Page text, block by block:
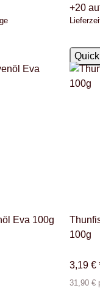
+20
Eva 100g
Auf
100g
3,19 €
31,90 €